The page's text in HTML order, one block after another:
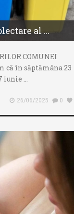
al ...
COMUNEI
că în săptămâna 23
iunie ...
26/06/2025 0